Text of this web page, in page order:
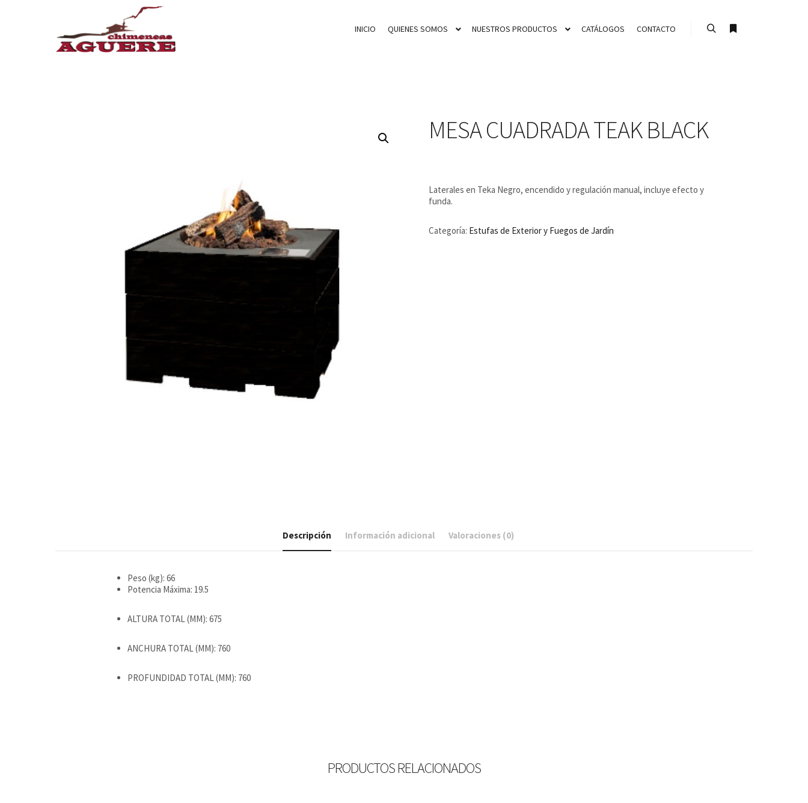
INICIO QUIENES SOMOS NUESTROS PRODUCTOS CATÁLOGOS CONTACTO
MESA CUADRADA TEAK BLACK
Laterales en Teka Negro, encendido y regulación manual, incluye efecto y
funda.
Categoría: Estufas de Exterior y Fuegos de Jardín
Descripción Información adicional Valoraciones (0)
Peso (kg): 66
Potencia Máxima: 19.5
ALTURA TOTAL (MM): 675
ANCHURA TOTAL (MM): 760
PROFUNDIDAD TOTAL (MM): 760
PRODUCTOS RELACIONADOS